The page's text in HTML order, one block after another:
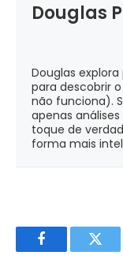
Douglas P
Douglas
para descobrir
não funciona).
apenas
toque de
forma mais
Facebook